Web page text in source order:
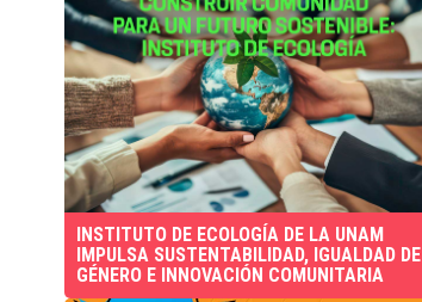
INSTITUTO DE ECOLOGÍA DE LA UNAM
IMPULSA SUSTENTABILIDAD, IGUALDAD DE
GÉNERO E INNOVACIÓN COMUNITARIA